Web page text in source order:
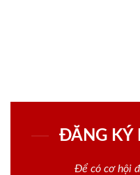
ĐĂNG KÝ
Để có cơ hội